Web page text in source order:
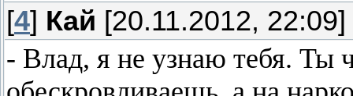
[4] Кай [20.11.2012, 22:09]
- Влад, я не узнаю тебя. Ты